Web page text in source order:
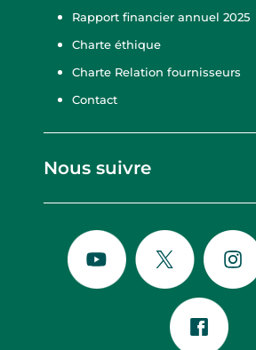
Rapport financier annuel 2025
Charte éthique
Charte Relation fournisseurs
Contact
Nous suivre